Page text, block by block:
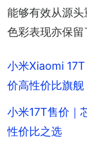
能够有效从源
色彩表现亦保留
小米Xiaomi
价高性价比旗舰
小米17T售价｜
性价比之选